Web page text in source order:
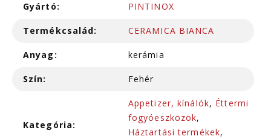
Gyártó: PINTINOX
Termékcsalád: CERAMICA BIANCA
Anyag: kerámia
Szín: Fehér
Kategória:
Appetizer, kínálók, Éttermi
fogyóeszközök,
Háztartási termékek,